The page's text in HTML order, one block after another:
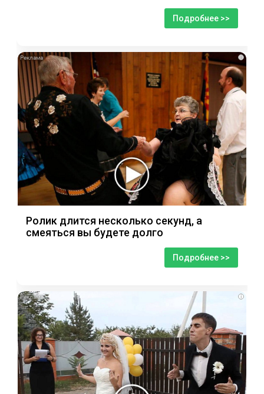
Подробнее >>
i
Ролик длится несколько секунд, а
смеяться вы будете долго
Подробнее >>
i